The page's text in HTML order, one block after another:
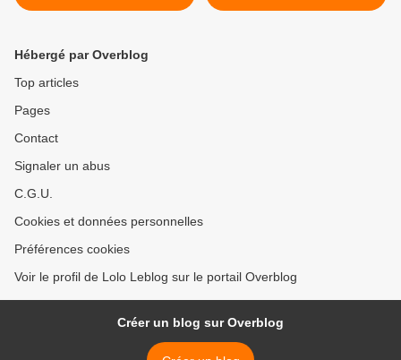
Hébergé par Overblog
Top articles
Pages
Contact
Signaler un abus
C.G.U.
Cookies et données personnelles
Préférences cookies
Voir le profil de Lolo Leblog sur le portail Overblog
Créer un blog sur Overblog